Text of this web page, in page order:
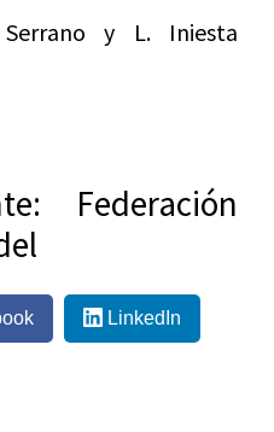
y L. Iniesta
Federación
LinkedIn